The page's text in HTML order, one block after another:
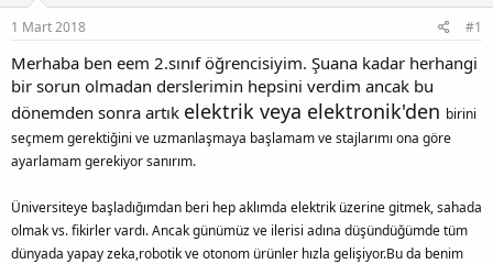
b
a
l
a
t
a
n
g
T
a
r
i
h
i
l
r
1 Mart 2018 #1
Merhaba ben eem 2.sınıf öğrencisiyim. Şuana kadar herhangi
bir sorun olmadan derslerimin hepsini verdim ancak bu
dönemden sonra artık elektrik veya elektronik'den birini
seçmem gerektiğini ve uzmanlaşmaya başlamam ve stajlarımı ona göre
ayarlamam gerekiyor sanırım.
Üniversiteye başladığımdan beri hep aklımda elektrik üzerine gitmek, sahada
olmak vs. fikirler vardı. Ancak günümüz ve ilerisi adına düşündüğümde tüm
dünyada yapay zeka,robotik ve otonom ürünler hızla gelişiyor.Bu da benim